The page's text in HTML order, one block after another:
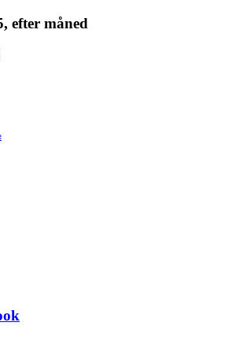
efter måned